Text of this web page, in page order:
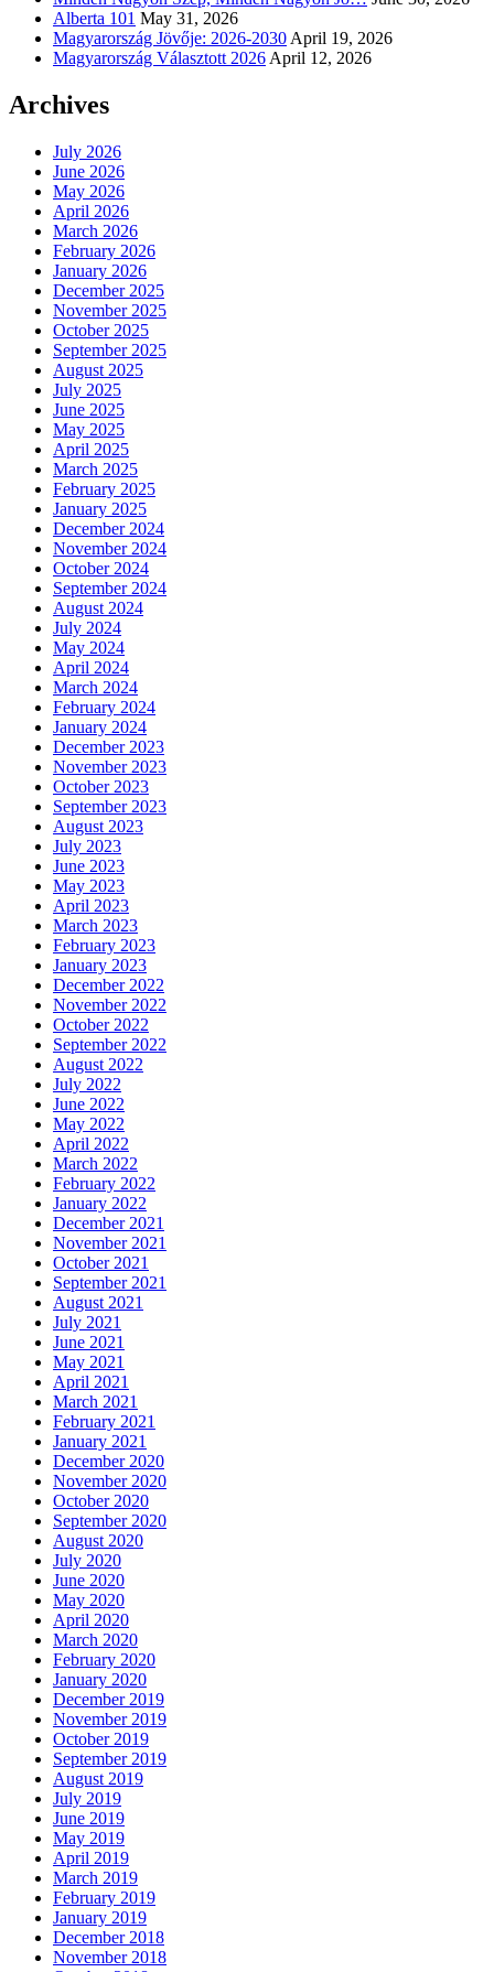
Alberta 101 May 31, 2026
Magyarország Jövője: 2026-2030 April 19, 2026
Magyarország Választott 2026 April 12, 2026
Archives
July 2026
June 2026
May 2026
April 2026
March 2026
February 2026
January 2026
December 2025
November 2025
October 2025
September 2025
August 2025
July 2025
June 2025
May 2025
April 2025
March 2025
February 2025
January 2025
December 2024
November 2024
October 2024
September 2024
August 2024
July 2024
May 2024
April 2024
March 2024
February 2024
January 2024
December 2023
November 2023
October 2023
September 2023
August 2023
July 2023
June 2023
May 2023
April 2023
March 2023
February 2023
January 2023
December 2022
November 2022
October 2022
September 2022
August 2022
July 2022
June 2022
May 2022
April 2022
March 2022
February 2022
January 2022
December 2021
November 2021
October 2021
September 2021
August 2021
July 2021
June 2021
May 2021
April 2021
March 2021
February 2021
January 2021
December 2020
November 2020
October 2020
September 2020
August 2020
July 2020
June 2020
May 2020
April 2020
March 2020
February 2020
January 2020
December 2019
November 2019
October 2019
September 2019
August 2019
July 2019
June 2019
May 2019
April 2019
March 2019
February 2019
January 2019
December 2018
November 2018